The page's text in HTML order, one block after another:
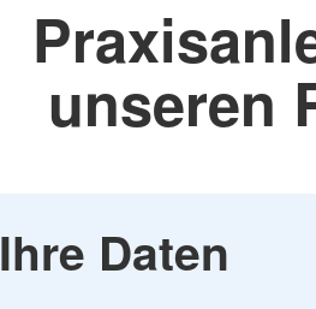
unseren
Ihre Daten